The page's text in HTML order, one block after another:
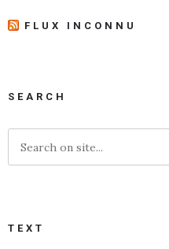
FLUX INCONNU
SEARCH
TEXT